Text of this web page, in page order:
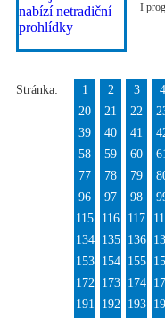
I
Stránka: 1 2 3 4
20
21 22
39
40 41
58
59 60
77
78 79
96
97 98
115
116 117
134
135 136
153
154 155
172
173 174
191
192 193